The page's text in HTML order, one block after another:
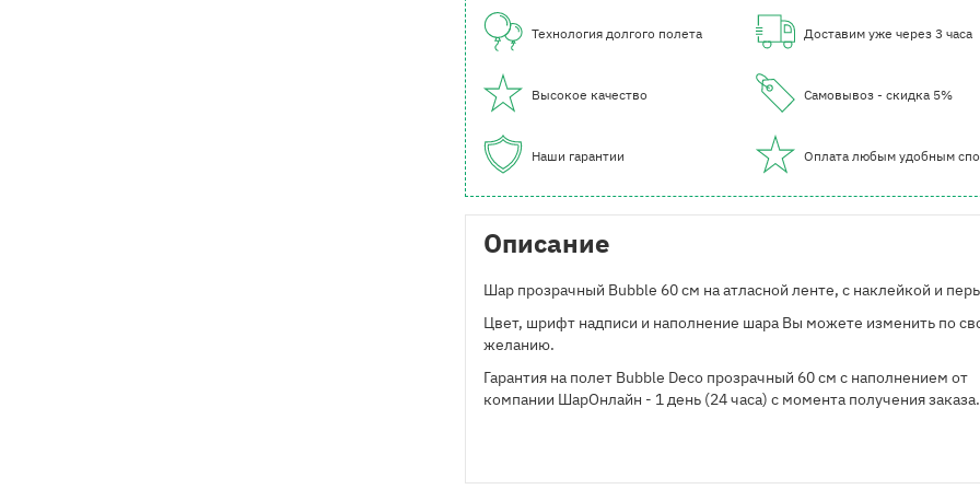
Технология долгого полета
Высокое качество
Наши гарантии
Доставим уже через 3 часа
Самовывоз - скидка 5%
Оплата любым удобным
Описание
Шар прозрачный Bubble 60 см на атласной ленте, с наклейкой и
Цвет, шрифт надписи и наполнение шара Вы можете изменить по
желанию.
Гарантия на полет Bubble Deco прозрачный 60 см с наполнением от
компании ШарОнлайн - 1 день (24 часа) с момента получения заказа.